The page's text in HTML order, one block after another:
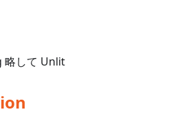
略して Unlit